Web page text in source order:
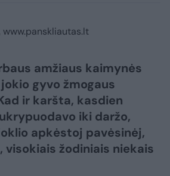
www.panskliautas.lt
amžiaus kaimynės
gyvo žmogaus
ir karšta, kasdien
iki daržo,
apkėstoj pavėsinėj,
visokiais žodiniais niekais